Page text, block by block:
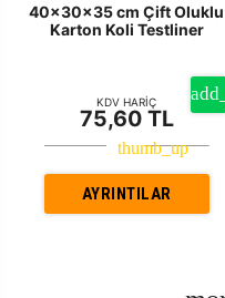
40x30x35 cm Çift Oluklu
Karton Koli Testliner
KDV HARİÇ
75,60 TL
AYRINTILAR